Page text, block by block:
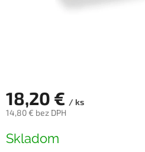
18,20 € / ks
14,80 € bez DPH
cena:
Skladom